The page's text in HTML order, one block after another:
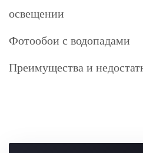
освещении
Фотообои с водопадами
Преимущества и